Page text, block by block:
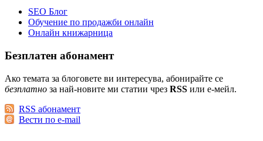
SEO Блог
Обучение по продажби онлайн
Онлайн книжарница
Безплатен абонамент
Ако темата за блоговете ви интересува, абонирайте се
безплатно за най-новите ми статии чрез RSS или е-мейл.
RSS абонамент
Вести по e-mail